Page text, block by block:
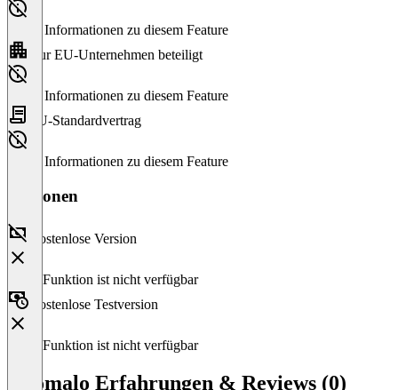
Keine Informationen zu diesem Feature
Nur EU-Unternehmen beteiligt
Keine Informationen zu diesem Feature
EU-Standardvertrag
Keine Informationen zu diesem Feature
Versionen
Kostenlose Version
Diese Funktion ist nicht verfügbar
Kostenlose Testversion
Diese Funktion ist nicht verfügbar
Anomalo Erfahrungen & Reviews (0)